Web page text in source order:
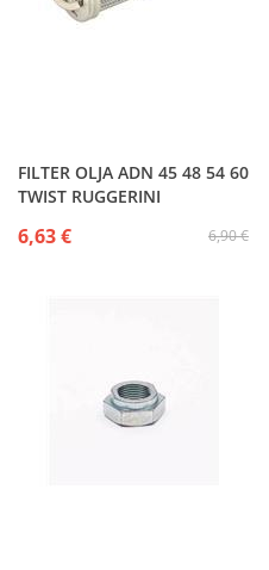
FILTER OLJA ADN 45 48 54 60
TWIST RUGGERINI
6,90 €
6,63 €